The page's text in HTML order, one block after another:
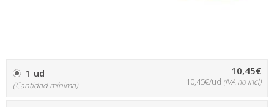
1 ud
(Cantidad mínima)
10,45€
10,45€/ud (IVA no incl)